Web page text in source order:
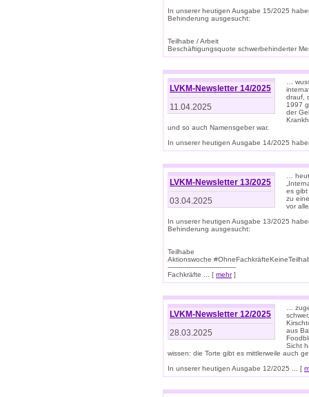
In unserer heutigen Ausgabe 15/2025
Behinderung ausgesucht:
Teilhabe / Arbeit
Beschäftigungsquote schwerbehinderter
LVKM-Newsletter 14/2025
11.04.2025
…
drauf,
1997
der
und so auch Namensgeber war.
In unserer heutigen Ausgabe 14/2025
LVKM-Newsletter 13/2025
03.04.2025
…
es gibt
zu
vor
In unserer heutigen Ausgabe 13/2025
Behinderung ausgesucht:
Teilhabe
Aktionswoche
---------------------------------
Fachkräfte ... [ mehr]
LVKM-Newsletter 12/2025
28.03.2025
…
aus
Sicht
wissen: die Torte gibt es mittlerweile auch
In unserer heutigen Ausgabe 12/2025 ... [